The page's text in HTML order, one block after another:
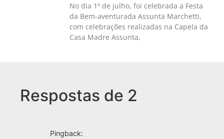
No dia 1º de julho, foi celebrada a Festa
da Bem-aventurada Assunta Marchetti,
com celebrações realizadas na Capela da
Casa Madre Assunta,
Respostas de 2
Pingback: